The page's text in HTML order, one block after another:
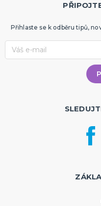
Přihlaste se k odběru tipů,